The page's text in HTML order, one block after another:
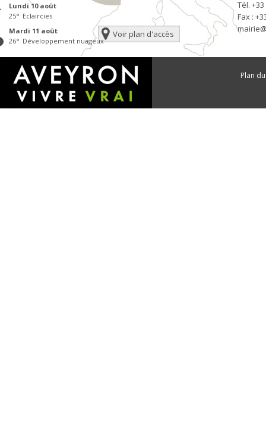
Tél. +33
Fax :
Voir plan d'accès
lundi 10août
25° Eclaircies
mardi 11 août
26° Développement nuageux
Plan